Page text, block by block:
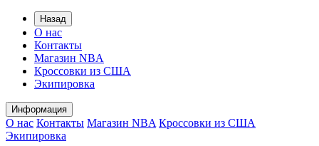
Назад
О нас
Контакты
Магазин NBA
Кроссовки из США
Экипировка
Информация
О нас Контакты Магазин NBA Кроссовки из США
Экипировка